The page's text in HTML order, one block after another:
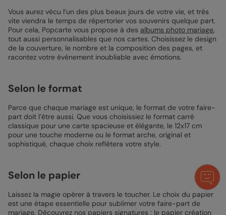
Vous aurez vécu l’un des plus beaux jours de votre vie, et très
vite viendra le temps de répertorier vos souvenirs quelque part.
Pour cela, Popcarte vous propose à des albums photo mariage,
tout aussi personnalisables que nos cartes. Choisissez le design
de la couverture, le nombre et la composition des pages, et
racontez votre événement inoubliable avec émotions.
Selon le format
Parce que chaque mariage est unique, le format de votre faire-
part doit l’être aussi. Que vous choisissiez le format carré
classique pour une carte spacieuse et élégante, le 12x17 cm
pour une touche moderne ou le format arche, original et
sophistiqué, chaque choix reflètera votre style.
Selon le papier
Laissez la magie opérer à travers le toucher. Le choix du papier
est une étape essentielle pour sublimer votre faire-part de
mariage. Découvrez nos papiers signatures : le papier création